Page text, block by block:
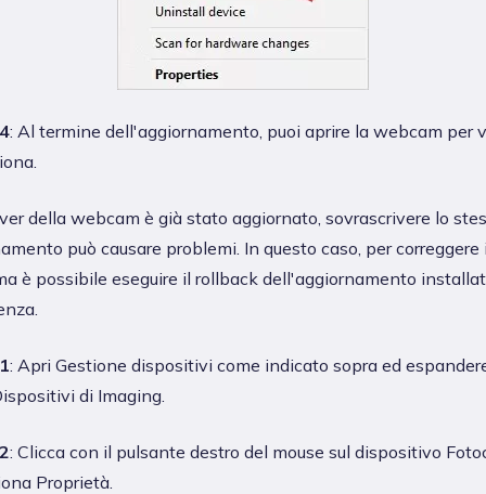
: Al termine dell'aggiornamento, puoi aprire la webcam per
della webcam è già stato aggiornato, sovrascrivere lo
può causare problemi. In questo caso, per correggere
è possibile eseguire il rollback dell'aggiornamento
: Apri Gestione dispositivi come indicato sopra ed
di Imaging.
: Clicca con il pulsante destro del mouse sul dispositivo
Proprietà.